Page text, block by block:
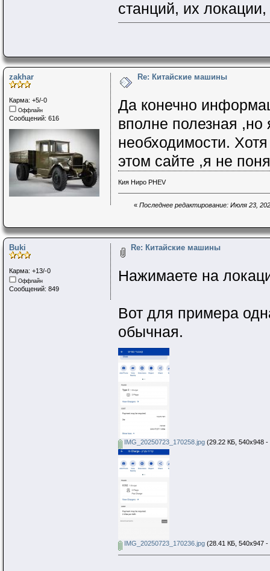
станций, их
zakhar
Карма: +5/-0
Оффлайн
Сообщений: 616
Re: Китайские машины
Да конечно
вполне полезная
необходимости.
этом сайте ,я не
Кия Ниро PHEV
« Последнее редактирование: Июля 23,
Buki
Карма: +13/-0
Оффлайн
Сообщений: 849
Re: Китайские машины
Нажимаете на
Вот для примера
обычная.
IMG_20250723_170258.jpg(29.22 КБ, 540x948 -
IMG_20250723_170236.jpg(28.41 КБ, 540x947 -